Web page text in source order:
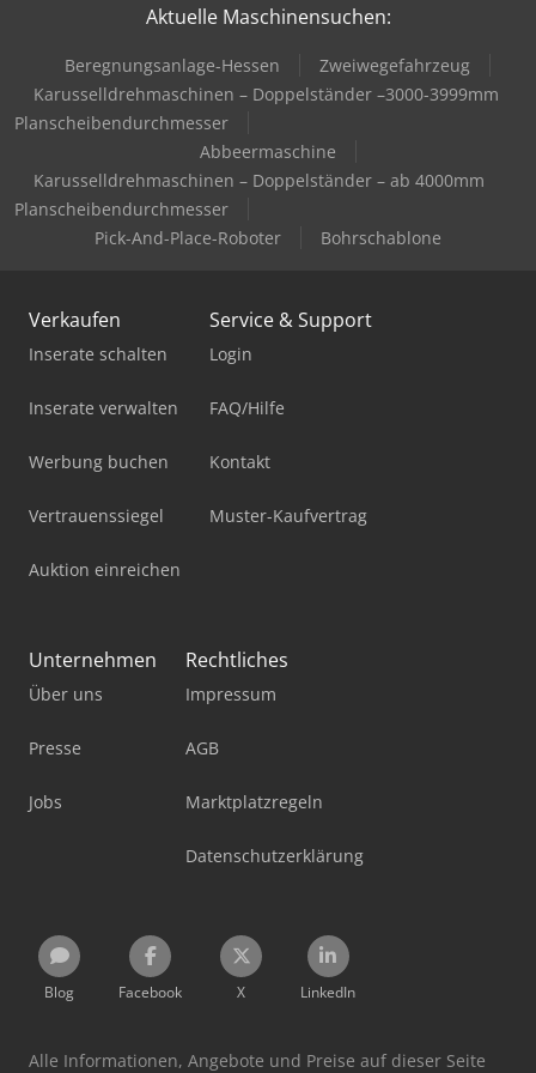
Aktuelle Maschinensuchen:
Beregnungsanlage-Hessen
Zweiwegefahrzeug
Karusselldrehmaschinen – Doppelständer –3000-3999mm
Planscheibendurchmesser
Abbeermaschine
Karusselldrehmaschinen – Doppelständer – ab 4000mm
Planscheibendurchmesser
Pick-And-Place-Roboter
Bohrschablone
Verkaufen
Inserate schalten
Inserate verwalten
Werbung buchen
Vertrauenssiegel
Auktion einreichen
Service & Support
Login
FAQ/Hilfe
Kontakt
Muster-Kaufvertrag
Unternehmen
Über uns
Presse
Jobs
Rechtliches
Impressum
AGB
Marktplatzregeln
Datenschutzerklärung
Blog Facebook X LinkedIn
Alle Informationen, Angebote und Preise auf dieser Seite